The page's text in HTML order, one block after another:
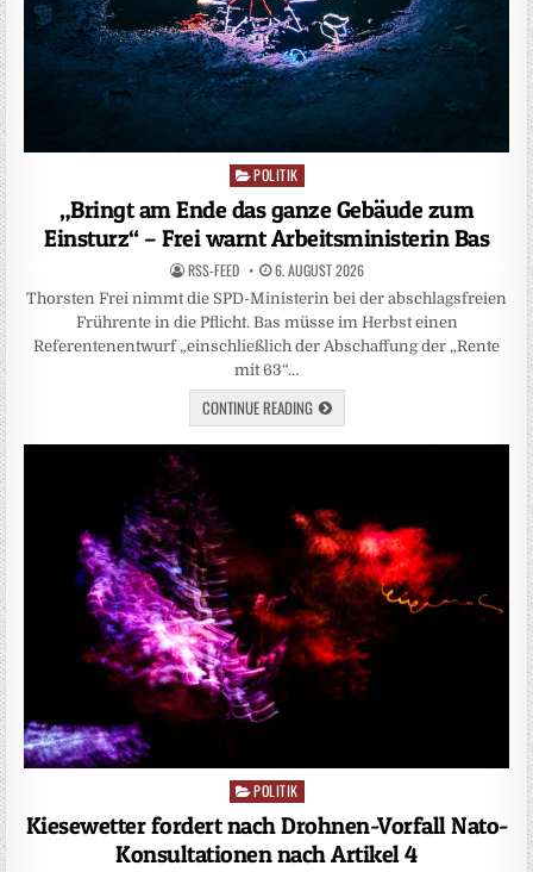
Posted
in
POLITIK
„Bringt am Ende das ganze Gebäude zum
Einsturz“ – Frei warnt Arbeitsministerin Bas
RSS-FEED 6. AUGUST 2026
Thorsten Frei nimmt die SPD-Ministerin bei der abschlagsfreien
Frührente in die Pflicht. Bas müsse im Herbst einen
Referentenentwurf „einschließlich der Abschaffung der „Rente
mit 63“…
CONTINUE READING
Posted
POLITIK
Kiesewetter fordert nach Drohnen-Vorfall Nato-
Konsultationen nach Artikel 4